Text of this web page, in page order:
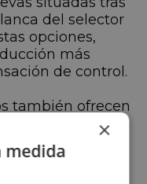
del selector
opciones,
más
de control.
también ofrecen
la eficiencia del
más
de
este modo, el
×
medida